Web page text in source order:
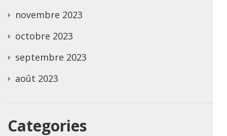
novembre 2023
octobre 2023
septembre 2023
août 2023
Categories